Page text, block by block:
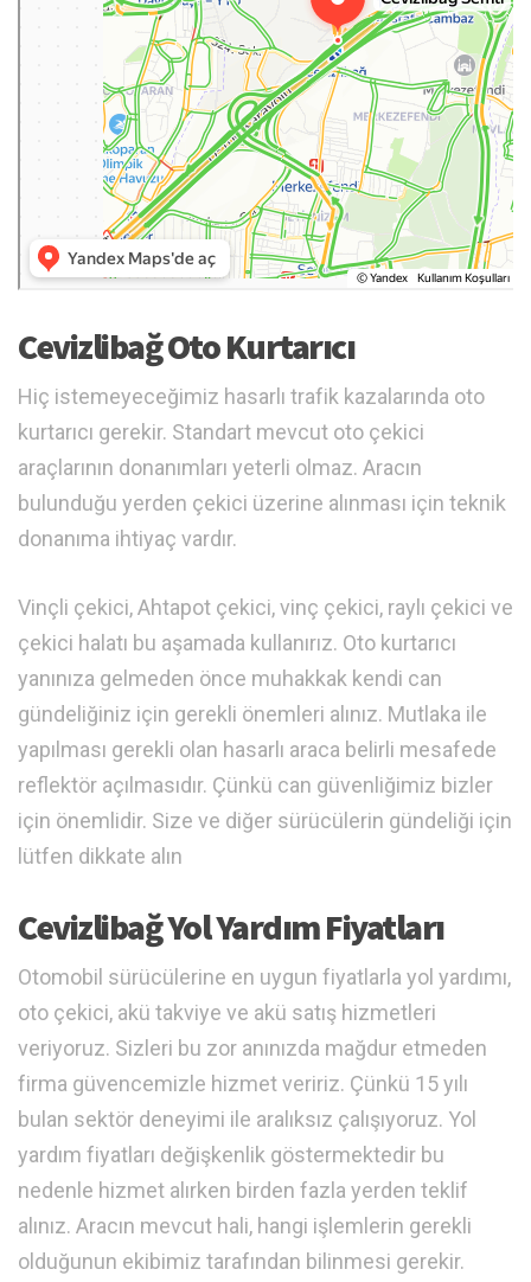
Cevizlibağ Oto Kurtarıcı
Hiç istemeyeceğimiz hasarlı trafik kazalarında oto
kurtarıcı gerekir. Standart mevcut oto çekici
araçlarının donanımları yeterli olmaz. Aracın
bulunduğu yerden çekici üzerine alınması için teknik
donanıma ihtiyaç vardır.
Vinçli çekici, Ahtapot çekici, vinç çekici, raylı çekici ve
çekici halatı bu aşamada kullanırız. Oto kurtarıcı
yanınıza gelmeden önce muhakkak kendi can
gündeliğiniz için gerekli önemleri alınız. Mutlaka ile
yapılması gerekli olan hasarlı araca belirli mesafede
reflektör açılmasıdır. Çünkü can güvenliğimiz bizler
için önemlidir. Size ve diğer sürücülerin gündeliği için
lütfen dikkate alın
Cevizlibağ Yol Yardım Fiyatları
Otomobil sürücülerine en uygun fiyatlarla yol yardımı,
oto çekici, akü takviye ve akü satış hizmetleri
veriyoruz. Sizleri bu zor anınızda mağdur etmeden
firma güvencemizle hizmet veririz. Çünkü 15 yılı
bulan sektör deneyimi ile aralıksız çalışıyoruz. Yol
yardım fiyatları değişkenlik göstermektedir bu
nedenle hizmet alırken birden fazla yerden teklif
alınız. Aracın mevcut hali, hangi işlemlerin gerekli
olduğunun ekibimiz tarafından bilinmesi gerekir.